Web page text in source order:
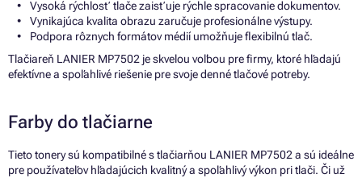
Vysoká rýchlosť tlače zaisťuje rýchle spracovanie dokumentov.
Vynikajúca kvalita obrazu zaručuje profesionálne výstupy.
Podpora rôznych formátov médií umožňuje flexibilnú tlač.
Tlačiareň LANIER MP7502 je skvelou voľbou pre firmy, ktoré hľadajú
efektívne a spoľahlivé riešenie pre svoje denné tlačové potreby.
Farby do tlačiarne
Tieto tonery sú kompatibilné s tlačiarňou LANIER MP7502 a sú ideálne
pre používateľov hľadajúcich kvalitný a spoľahlivý výkon pri tlači. Či už